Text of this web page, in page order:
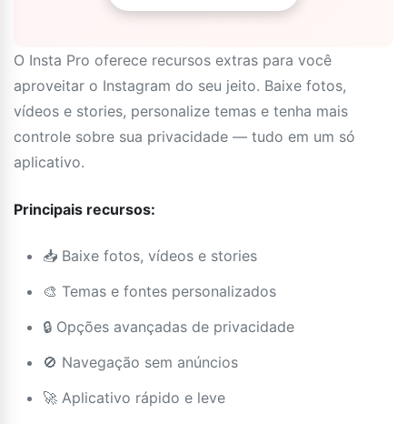
O Insta Pro oferece recursos extras para você
aproveitar o Instagram do seu jeito. Baixe fotos,
vídeos e stories, personalize temas e tenha mais
controle sobre sua privacidade — tudo em um só
aplicativo.
Principais recursos:
📥 Baixe fotos, vídeos e stories
🎨 Temas e fontes personalizados
🔒 Opções avançadas de privacidade
🚫 Navegação sem anúncios
🚀 Aplicativo rápido e leve